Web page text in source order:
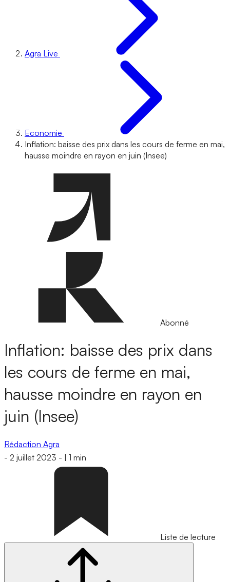
Agra Live
Economie
Inflation: baisse des prix dans les cours de ferme en mai,
hausse moindre en rayon en juin (Insee)
Abonné
Inflation: baisse des prix dans
les cours de ferme en mai,
hausse moindre en rayon en
juin (Insee)
Rédaction Agra
- 2 juillet 2023 - 1 min
Liste de lecture